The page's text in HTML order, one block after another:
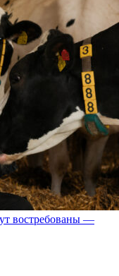
востребованы —